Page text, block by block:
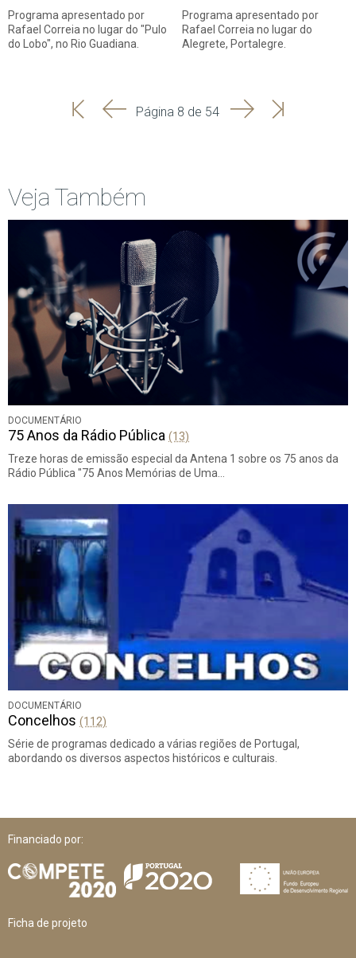
Programa apresentado por
Rafael Correia no lugar do "Pulo
do Lobo", no Rio Guadiana.
Programa apresentado por
Rafael Correia no lugar do
Alegrete, Portalegre.
'
'
Página 8 de 54 SeguinteÚltima
Veja Também
DOCUMENTÁRIO
75 Anos da Rádio Pública (13)
Treze horas de emissão especial da Antena 1 sobre os 75 anos da
Rádio Pública "75 Anos Memórias de Uma…
DOCUMENTÁRIO
Concelhos (112)
Série de programas dedicado a várias regiões de Portugal,
abordando os diversos aspectos históricos e culturais.
Financiado por:
Ficha de projeto